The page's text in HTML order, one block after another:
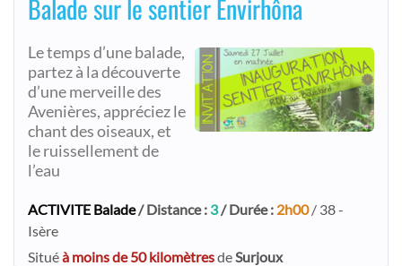
Balade sur le sentier Envirhôna
Le temps d’une balade,
partez à la découverte
d’une merveille des
Avenières, appréciez le
chant des oiseaux, et
le ruissellement de
l’eau
ACTIVITE Balade/ Distance : 3/ Durée : 2h00/ 38 -
Isère
Situéà moins de 50 kilomètresde Surjoux